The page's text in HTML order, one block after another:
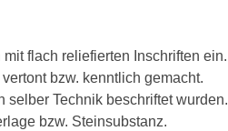
flach reliefierten Inschriften ein.
bzw. kenntlich gemacht.
selber Technik beschriftet wurden.
bzw. Steinsubstanz.